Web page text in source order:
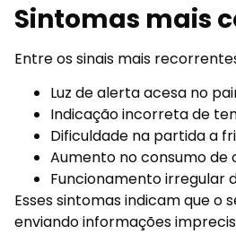
Sintomas mais
Entre os sinais mais
Luz de alerta acesa no
Indicação incorreta de
Dificuldade na partida a
Aumento no consumo de
Funcionamento irregular
Esses sintomas indicam que o
enviando informações